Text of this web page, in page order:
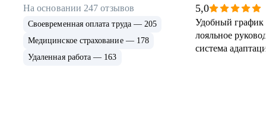
На основании 247 отзывов
Своевременная оплата труда — 205
Медицинское страхование — 178
Удаленная работа — 163
5,0
Удобный график
лояльное
система